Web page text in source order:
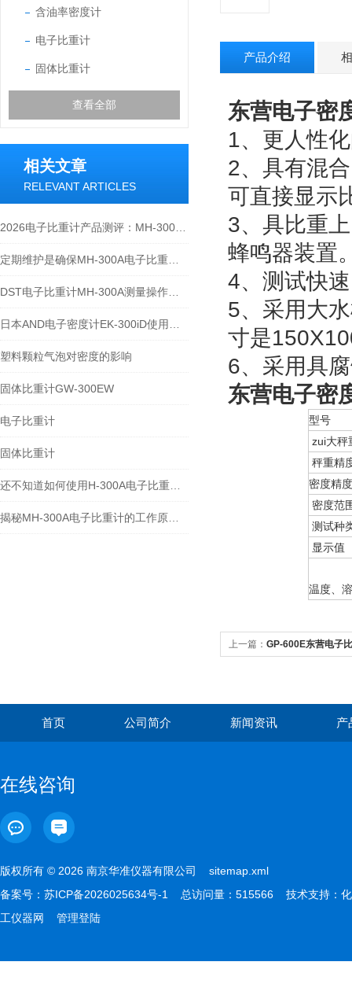
含油率密度计
电子比重计
固体比重计
查看全部
相关文章
RELEVANT ARTICLES
塑料颗粒气泡对密度的影响
固体比重计GW-300EW
电子比重计
固体比重计
产品介绍
东营电子密
1、更人性
2、具有混
可直接显示
3、具比重
蜂鸣器装置
4、测试快
5、采用大
寸是
6、采用具
东营电子密
型号
zui大秤
秤重精
密度精度
密度范
测试种
显示值
温度、
上一篇： GP-600E东营电子
首页 公司简介 新闻资讯 产
在线咨询
版权所有 © 2026 南京华准仪器有限公司 sitemap.xml
备案号： 苏ICP备2026025634号-1 总访问量：515566 技术支持： 化
工仪器网
管理登陆